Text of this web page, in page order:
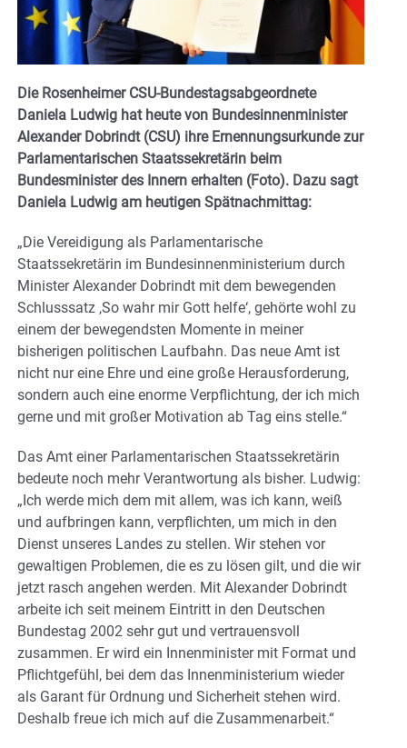
Die Rosenheimer CSU-Bundestagsabgeordnete
Daniela Ludwig hat heute von Bundesinnenminister
Alexander Dobrindt (CSU) ihre Ernennungsurkunde zur
Parlamentarischen Staatssekretärin beim
Bundesminister des Innern erhalten (Foto). Dazu sagt
Daniela Ludwig am heutigen Spätnachmittag:
„Die Vereidigung als Parlamentarische
Staatssekretärin im Bundesinnenministerium durch
Minister Alexander Dobrindt mit dem bewegenden
Schlusssatz ‚So wahr mir Gott helfe‘, gehörte wohl zu
einem der bewegendsten Momente in meiner
bisherigen politischen Laufbahn. Das neue Amt ist
nicht nur eine Ehre und eine große Herausforderung,
sondern auch eine enorme Verpflichtung, der ich mich
gerne und mit großer Motivation ab Tag eins stelle.“
Das Amt einer Parlamentarischen Staatssekretärin
bedeute noch mehr Verantwortung als bisher. Ludwig:
„Ich werde mich dem mit allem, was ich kann, weiß
und aufbringen kann, verpflichten, um mich in den
Dienst unseres Landes zu stellen. Wir stehen vor
gewaltigen Problemen, die es zu lösen gilt, und die wir
jetzt rasch angehen werden. Mit Alexander Dobrindt
arbeite ich seit meinem Eintritt in den Deutschen
Bundestag 2002 sehr gut und vertrauensvoll
zusammen. Er wird ein Innenminister mit Format und
Pflichtgefühl, bei dem das Innenministerium wieder
als Garant für Ordnung und Sicherheit stehen wird.
Deshalb freue ich mich auf die Zusammenarbeit.“